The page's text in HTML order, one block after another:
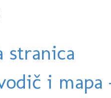
stranica
i